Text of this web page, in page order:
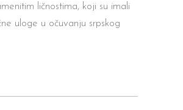
ličnostima, koji su imali
uloge u očuvanju srpskog